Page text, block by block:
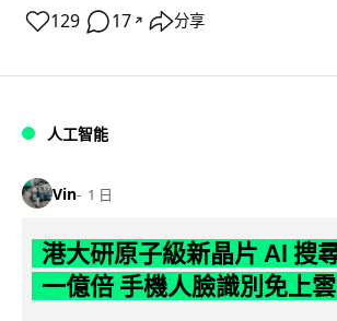
129 17 ↗ 分享
人工智能
Vin 1 日
港大研原子級新晶片 AI 搜
一億倍 手機人臉識別免上